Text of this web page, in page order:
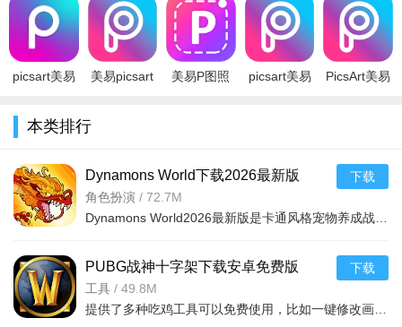
2、在p图中还有各种好看的模板供你使用，可以按照自己喜
好随便调换
3、通过手动调整参数，精确控制，想做什么样的图片都可以
4、PicsArt美易照片编辑的画笔和橡皮擦可以对所有工具进行
载v29.1.6安
卓版
方免费版
v29.1.6最新
版本
正版app安
卓最新版
2026v29.1.6
安卓版
载官方2026
最新版
v29.1.6安卓
版
2026最新免
费版v29.1.6
安卓手机版
picsart美易
2022最新版
版
美易picsart
新版v29.1.6
美易P图照
picsart美易
PicsArt美易
本类排行
Dynamons World下载2026最新版
v1.12.62 安卓版
角色扮演 / 72.7M
下载
PUBG战神十字架下载安卓免费版
v7.68.0安卓免费版
工具 / 49.8M
下载